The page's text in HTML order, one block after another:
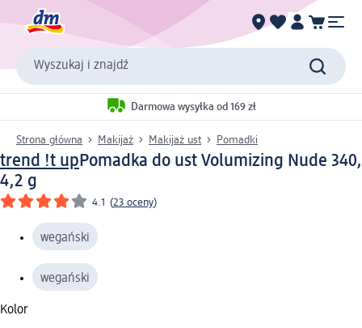
Wyszukaj i znajdź
Darmowa wysyłka od 169 zł
Strona główna Makijaż Makijaż ust Pomadki
trend !t upPomadka do ust Volumizing Nude 340,
4,2 g
4.1 (23 oceny)
wegański
wegański
Kolor